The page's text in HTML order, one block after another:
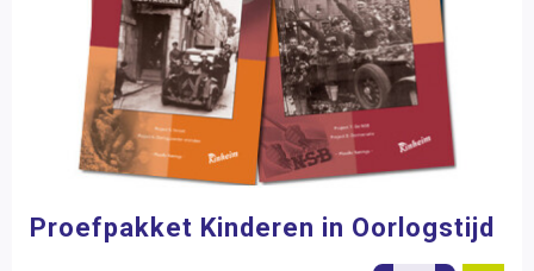
Proefpakket Kinderen in Oorlogstijd